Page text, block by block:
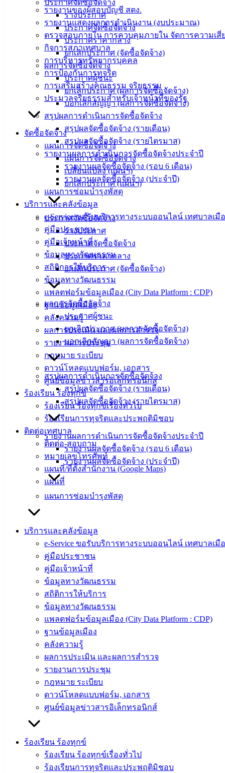
ประกาศจัดซื้อจัดจ้าง
ร่างประกาศ
ประกาศจัดซื้อจัดจ้าง
ประกาศราคากลาง
ยกเลิกประกาศ (จัดซื้อจัดจ้าง)
ผลการจัดซื้อจัดจ้าง
ประกาศผู้ชนะ
ยกเลิกประกาศ (ผลการจัดซื้อจัดจ้าง)
บอกเลิกสัญญา (ผลการจัดซื้อจัดจ้าง)
สรุปผลการดำเนินการจัดซื้อจัดจ้าง
สรุปผลจัดซื้อจัดจ้าง (รายเดือน)
สรุปผลจัดซื้อจัดจ้าง (รายไตรมาส)
รายงานผลการดำเนินการจัดซื้อจัดจ้างประจำปี
รายงานผลจัดซื้อจัดจ้าง (รอบ 6 เดือน)
รายงานผลจัดซื้อจัดจ้าง (ประจำปี)
แผนการซ่อมบำรุงพัสดุ
บริการและคลังข้อมูล
e-Service ขอรับบริการทางระบบออนไลน์ เทศบาลเมื
คู่มือประชาชน
คู่มือเจ้าหน้าที่
ข้อมูลทางวัฒนธรรม
สถิติการให้บริการ
ข้อมูลทางวัฒนธรรม
แพลตฟอร์มข้อมูลเมือง (City Data Platform : CDP)
ฐานข้อมูลเมือง
คลังความรู้
ผลการประเมิน และผลการสำรวจ
รายงานการประชุม
กฎหมาย ระเบียบ
ดาวน์โหลดแบบฟอร์ม, เอกสาร
ศูนย์ข้อมูลข่าวสารอิเล็กทรอนิกส์
ร้องเรียน ร้องทุกข์
ร้องเรียน ร้องทุกข์เรื่องทั่วไป
ร้องเรียนการทุจริตและประพฤติมิชอบ
ติดต่อเทศบาล
ติดต่อ-สอบถาม
หมายเลขโทรศัพท์
แผนที่/ที่ตั้งสำนักงาน (Google Maps)
แผนที่
รายงานของผู้สอบบัญชี สตง.
รายงานแสดงผลการดำเนินงาน (งบประมาณ)
ตรวจสอบภายใน การควบคุมภายใน จัดการความเสี่
กิจการสภาเทศบาล
การบริหารทรัพยากรบุคคล
การป้องกันการทุจริต
การเสริมสร้างคุณธรรม จริยธรรม
ประมวลจริยธรรมสำหรับเจ้าหน้าที่ของรัฐ
จัดซื้อจัดจ้าง
แผนการจัดซื้อจัดจ้าง
แผนการจัดซื้อจัดจ้าง
เปลี่ยนแปลง (แผนฯ)
ยกเลิกประกาศ (แผนฯ)
ประกาศจัดซื้อจัดจ้าง
ร่างประกาศ
ประกาศจัดซื้อจัดจ้าง
ประกาศราคากลาง
ยกเลิกประกาศ (จัดซื้อจัดจ้าง)
ผลการจัดซื้อจัดจ้าง
ประกาศผู้ชนะ
ยกเลิกประกาศ (ผลการจัดซื้อจัดจ้าง)
บอกเลิกสัญญา (ผลการจัดซื้อจัดจ้าง)
สรุปผลการดำเนินการจัดซื้อจัดจ้าง
สรุปผลจัดซื้อจัดจ้าง (รายเดือน)
สรุปผลจัดซื้อจัดจ้าง (รายไตรมาส)
รายงานผลการดำเนินการจัดซื้อจัดจ้างประจำปี
รายงานผลจัดซื้อจัดจ้าง (รอบ 6 เดือน)
รายงานผลจัดซื้อจัดจ้าง (ประจำปี)
แผนการซ่อมบำรุงพัสดุ
บริการและคลังข้อมูล
e-Service ขอรับบริการทางระบบออนไลน์ เทศบาลเมื
คู่มือประชาชน
คู่มือเจ้าหน้าที่
ข้อมูลทางวัฒนธรรม
สถิติการให้บริการ
ข้อมูลทางวัฒนธรรม
แพลตฟอร์มข้อมูลเมือง (City Data Platform : CDP)
ฐานข้อมูลเมือง
คลังความรู้
ผลการประเมิน และผลการสำรวจ
รายงานการประชุม
กฎหมาย ระเบียบ
ดาวน์โหลดแบบฟอร์ม, เอกสาร
ศูนย์ข้อมูลข่าวสารอิเล็กทรอนิกส์
ร้องเรียน ร้องทุกข์
ร้องเรียน ร้องทุกข์เรื่องทั่วไป
ร้องเรียนการทุจริตและประพฤติมิชอบ
เมืองอ่าง
สำนักงาน
เทศบาลเมือง
อ่างศิลา 90/338
อ.เมือง จ.ชลบุรี
038-
142-100-104
ประชาชน
ดาวน์โหลด
แบบ
ฟอร์ม,
เอกสาร
คู่มือ
สำหรับ
ประชาชน/
คู่มือการ
ปฏิบัติ
งาน
ข่าวสาร
น่ารู้
ศุนย์
ข้อมูล
ข่าวสาร
อิเล็กทรอนิกส์
องค์
ความรู้
(Knowledge
Management)
เทศบาล
สายตรง
นายก
ประวัติ
เทศบาล
ผู้บริหาร
และ
หัวหน้า
ส่วน
ราชการ
สภา
เทศบาล
สงวนลิขสิทธิ์ © 2563 เทศบาลเมืองอ่างศิลา จังหวัดชลบุรี |
angsilacity.go.th | Powered by
Buuscript